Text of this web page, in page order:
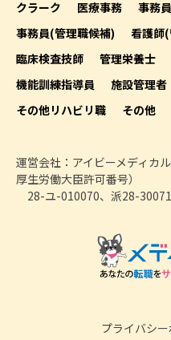
クラーク
医療事務 事務
事務員(管理職候補)
看護師
臨床検査技師
管理栄養士
機能訓練指導員
施設管理者
その他リハビリ職
その他
運営会社：アイビーメディカ
厚生労働大臣許可番号）
28-ユ-010070、派28-
プライバシ